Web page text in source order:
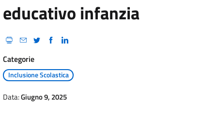
educativo infanzia
Categorie
Inclusione Scolastica
Data:Giugno 9, 2025